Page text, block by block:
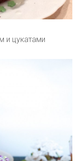
и цукатами